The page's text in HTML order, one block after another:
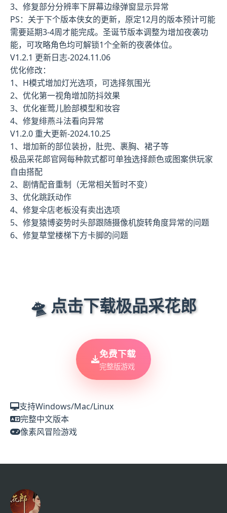
3、修复部分分辨率下屏幕边缘弹窗显示异常
PS：关于下个版本侠女的更新，原定12月的版本预计可能
需要延期3-4周才能完成。圣诞节版本调整为增加夜袭功
能，可攻略角色均可解锁1个全新的夜袭体位。
V1.2.1 更新日志-2024.11.06
优化修改：
1、H模式增加灯光选项，可选择氛围光
2、优化第一视角增加防抖效果
3、优化崔莺儿脸部模型和妆容
4、修复绯燕斗法看向异常
V1.2.0 重大更新-2024.10.25
1、增加新的部位装扮，肚兜、裹胸、裙子等
极品采花郎官网每种款式都可单独选择颜色或图案供玩家
自由搭配
2、剧情配音重制（无常相关暂时不变）
3、优化跳跃动作
4、修复伞店老板没有卖出选项
5、修复猿博姿势时头部跟随摄像机旋转角度异常的问题
6、修复草堂楼梯下方卡脚的问题
🛸 点击下载极品采花郎
免费下载
完整版游戏
支持Windows/Mac/Linux
完整中文版本
像素风冒险游戏